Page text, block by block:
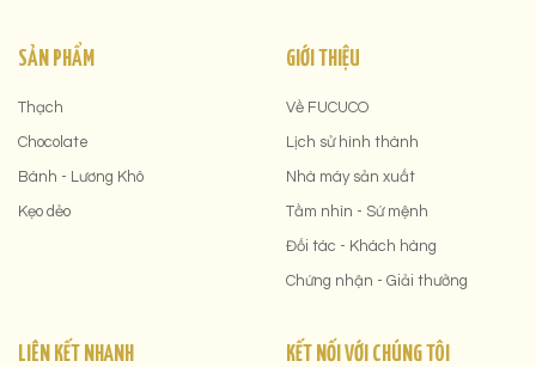
SẢN PHẨM
Thạch
Chocolate
Bánh - Lương Khô
Kẹo dẻo
GIỚI THIỆU
Về FUCUCO
Lịch sử hình thành
Nhà máy sản xuất
Tầm nhìn - Sứ mệnh
Đối tác - Khách hàng
Chứng nhận - Giải thưởng
LIÊN KẾT NHANH KẾT NỐI VỚI CHÚNG TÔI